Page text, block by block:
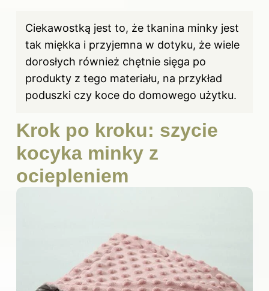
Ciekawostką jest to, że tkanina minky jest
tak miękka i przyjemna w dotyku, że wiele
dorosłych również chętnie sięga po
produkty z tego materiału, na przykład
poduszki czy koce do domowego użytku.
Krok po kroku: szycie
kocyka minky z
ociepleniem